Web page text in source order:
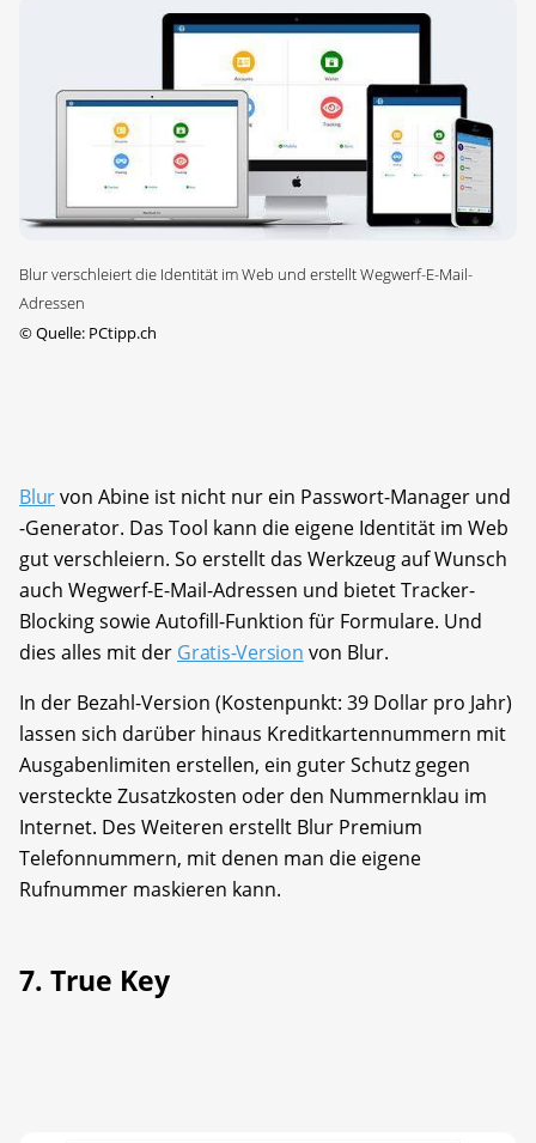
Blur verschleiert die Identität im Web und erstellt Wegwerf-E-Mail-
Adressen
©Quelle: PCtipp.ch
Blurvon Abine ist nicht nur ein Passwort-Manager und
-Generator. Das Tool kann die eigene Identität im Web
gut verschleiern. So erstellt das Werkzeug auf Wunsch
auch Wegwerf-E-Mail-Adressen und bietet Tracker-
Blocking sowie Autofill-Funktion für Formulare. Und
dies alles mit der Gratis-Version von Blur.
In der Bezahl-Version (Kostenpunkt: 39 Dollar pro Jahr)
lassen sich darüber hinaus Kreditkartennummern mit
Ausgabenlimiten erstellen, ein guter Schutz gegen
versteckte Zusatzkosten oder den Nummernklau im
Internet. Des Weiteren erstellt Blur Premium
Telefonnummern, mit denen man die eigene
Rufnummer maskieren kann.
7. True Key